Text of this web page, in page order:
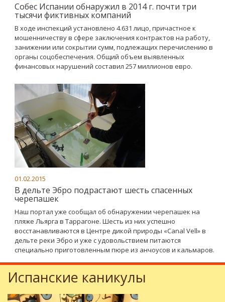
Собес Испании обнаружил в 2014 г. почти три
тысячи фиктивных компаний
В ходе инспекций установлено 4.631 лицо, причастное к
мошенничеству в сфере заключения контрактов на работу,
занижении или сокрытии сумм, подлежащих перечислению в
органы соцобеспечения. Общий объем выявленных
финансовых нарушений составил 257 миллионов евро.
01.02.2015
В дельте Эбро подрастают шесть спасенных
черепашек
Наш портал уже сообщал об обнаружении черепашек на
пляже Льярга в Таррагоне. Шесть из них успешно
восстанавливаются в Центре дикой природы «Canal Vell» в
дельте реки Эбро и уже с удовольствием питаются
специально приготовленным пюре из анчоусов и кальмаров.
Испанские каникулы